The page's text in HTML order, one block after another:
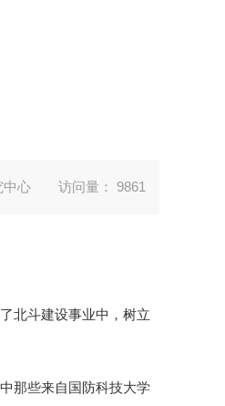
中心 访问量： 9861
北斗建设事业中， 树立
那些来自国防科技大学